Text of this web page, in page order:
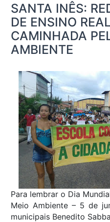
SANTA INÊS:
DE ENSINO
CAMINHADA
AMBIENTE
Para lembrar o Dia
Meio Ambiente – 5 de
municipais Benedito